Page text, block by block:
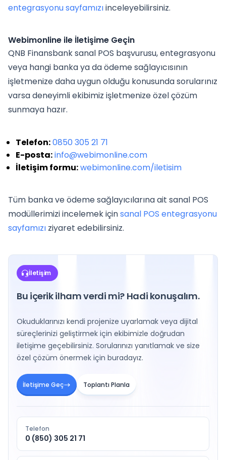
entegrasyonu sayfamızıinceleyebilirsiniz.
Webimonline ile İletişime Geçin
QNB Finansbank sanal POS başvurusu, entegrasyonu
veya hangi banka ya da ödeme sağlayıcısının
işletmenize daha uygun olduğu konusunda sorularınız
varsa deneyimli ekibimiz işletmenize özel çözüm
sunmaya hazır.
Telefon:0850 305 21 71
E-posta:info@webimonline.com
İletişim formu:webimonline.com/iletisim
Tüm banka ve ödeme sağlayıcılarına ait sanal POS
modüllerimizi incelemek içinsanal POS entegrasyonu
sayfamızı ziyaret edebilirsiniz.
İletişim
Bu içerik ilham verdi mi? Hadi konuşalım.
Okuduklarınızı kendi projenize uyarlamak veya dijital
süreçlerinizi geliştirmek için ekibimizle doğrudan
iletişime geçebilirsiniz. Sorularınızı yanıtlamak ve size
özel çözüm önermek için buradayız.
İletişime Geç Toplantı Planla
Telefon
0 (850) 305 21 71